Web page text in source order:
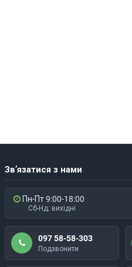
Зв’язатися з нами
Пн-Пт 9:00-18:00
Сб-Нд: вихідні
097 58-58-303
Подзвонити